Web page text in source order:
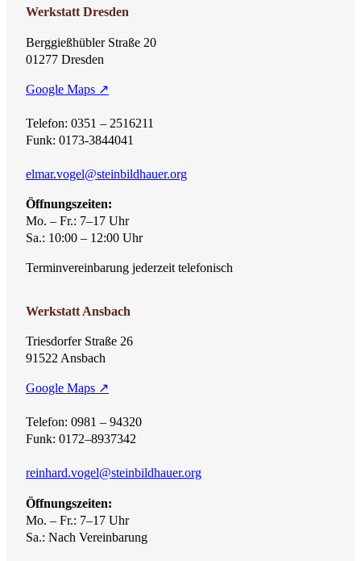
Werkstatt Dresden
Berggießhübler Straße 20
01277 Dresden
Google Maps ↗
Telefon: 0351 – 2516211
Funk: 0173-3844041
elmar.vogel@steinbildhauer.org
Öffnungszeiten:
Mo. – Fr.: 7–17 Uhr
Sa.: 10:00 – 12:00 Uhr
Terminvereinbarung jederzeit telefonisch
Werkstatt Ansbach
Triesdorfer Straße 26
91522 Ansbach
Google Maps ↗
Telefon: 0981 – 94320
Funk: 0172–8937342
reinhard.vogel@steinbildhauer.org
Öffnungszeiten:
Mo. – Fr.: 7–17 Uhr
Sa.: Nach Vereinbarung